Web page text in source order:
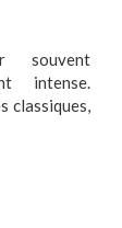
souvent
intense.
classiques,